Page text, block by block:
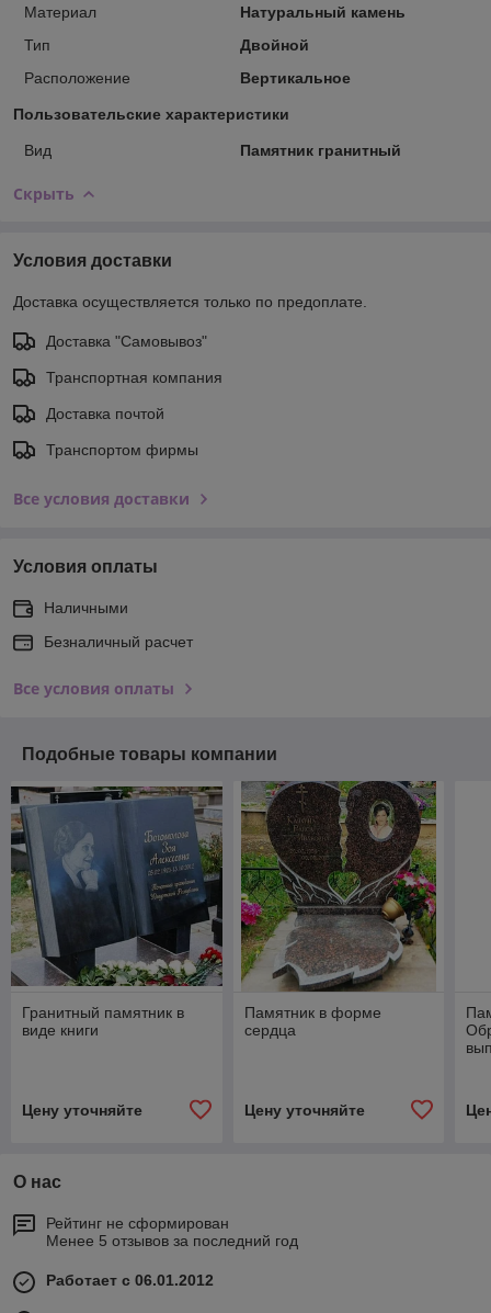
Материал
Натуральный камень
Тип
Двойной
Расположение
Вертикальное
Пользовательские характеристики
Вид Памятник гранитный
Скрыть
Условия доставки
Доставка осуществляется только по предоплате.
Доставка "Самовывоз"
Транспортная компания
Доставка почтой
Транспортом фирмы
Все условия доставки
Условия оплаты
Наличными
Безналичный расчет
Все условия оплаты
Подобные товары компании
Гранитный памятник в
виде книги
Цену уточняйте
Памятник в форме
сердца
Цену уточняйте
О нас
Рейтинг не сформирован
Менее 5 отзывов за последний год
Работает с 06.01.2012